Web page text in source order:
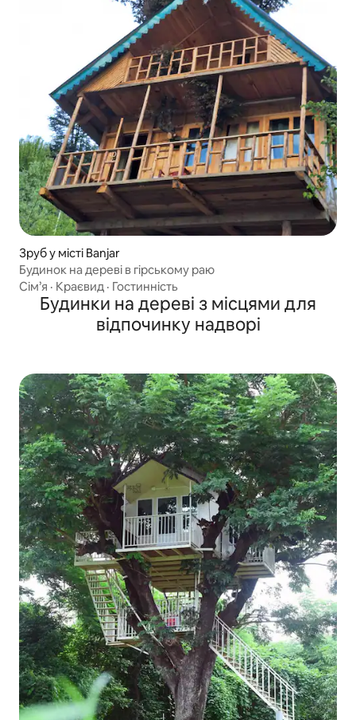
Зруб у місті Banjar
Будинок на дереві в гірському раю
Сім’я · Краєвид · Гостинність
Будинки на дереві з місцями для
відпочинку надворі